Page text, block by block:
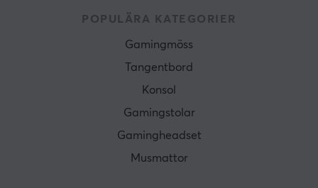
POPULÄRA KATEGORIER
Gamingmöss
Tangentbord
Konsol
Gamingstolar
Gamingheadset
Musmattor